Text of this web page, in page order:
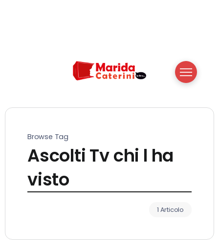
Browse Tag
Ascolti Tv chi l ha
visto
1 Articolo